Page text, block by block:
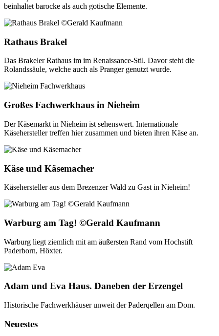
beinhaltet barocke als auch gotische Elemente.
Rathaus Brakel
Das Brakeler Rathaus im im Renaissance-Stil. Davor steht die
Rolandssäule, welche auch als Pranger genutzt wurde.
Großes Fachwerkhaus in Nieheim
Der Käsemarkt in Nieheim ist sehenswert. Internationale
Käsehersteller treffen hier zusammen und bieten ihren Käse an.
Käse und Käsemacher
Käsehersteller aus dem Brezenzer Wald zu Gast in Nieheim!
Warburg am Tag! ©Gerald Kaufmann
Warburg liegt ziemlich mit am äußersten Rand vom Hochstift
Paderborn, Höxter.
Adam und Eva Haus. Daneben der Erzengel
Historische Fachwerkhäuser unweit der Paderqellen am Dom.
Neuestes